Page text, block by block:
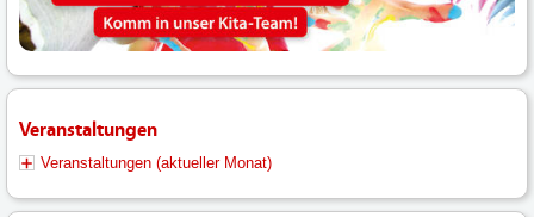
Veranstaltungen
Veranstaltungen (aktueller Monat)